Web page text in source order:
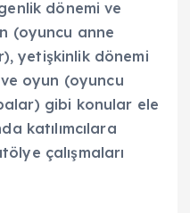
dönemi ve
(oyuncu anne
yetişkinlik dönemi
oyun (oyuncu
gibi konular ele
katılımcılara
çalışmaları